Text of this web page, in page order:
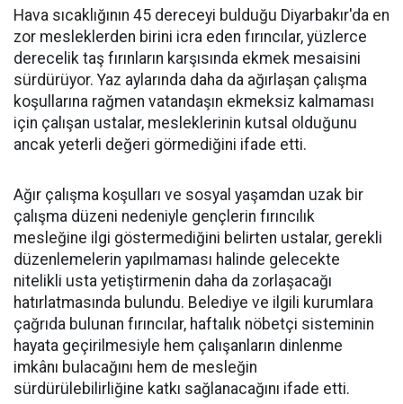
Hava sıcaklığının 45 dereceyi bulduğu Diyarbakır'da en
zor mesleklerden birini icra eden fırıncılar, yüzlerce
derecelik taş fırınların karşısında ekmek mesaisini
sürdürüyor. Yaz aylarında daha da ağırlaşan çalışma
koşullarına rağmen vatandaşın ekmeksiz kalmaması
için çalışan ustalar, mesleklerinin kutsal olduğunu
ancak yeterli değeri görmediğini ifade etti.
Ağır çalışma koşulları ve sosyal yaşamdan uzak bir
çalışma düzeni nedeniyle gençlerin fırıncılık
mesleğine ilgi göstermediğini belirten ustalar, gerekli
düzenlemelerin yapılmaması halinde gelecekte
nitelikli usta yetiştirmenin daha da zorlaşacağı
hatırlatmasında bulundu. Belediye ve ilgili kurumlara
çağrıda bulunan fırıncılar, haftalık nöbetçi sisteminin
hayata geçirilmesiyle hem çalışanların dinlenme
imkânı bulacağını hem de mesleğin
sürdürülebilirliğine katkı sağlanacağını ifade etti.